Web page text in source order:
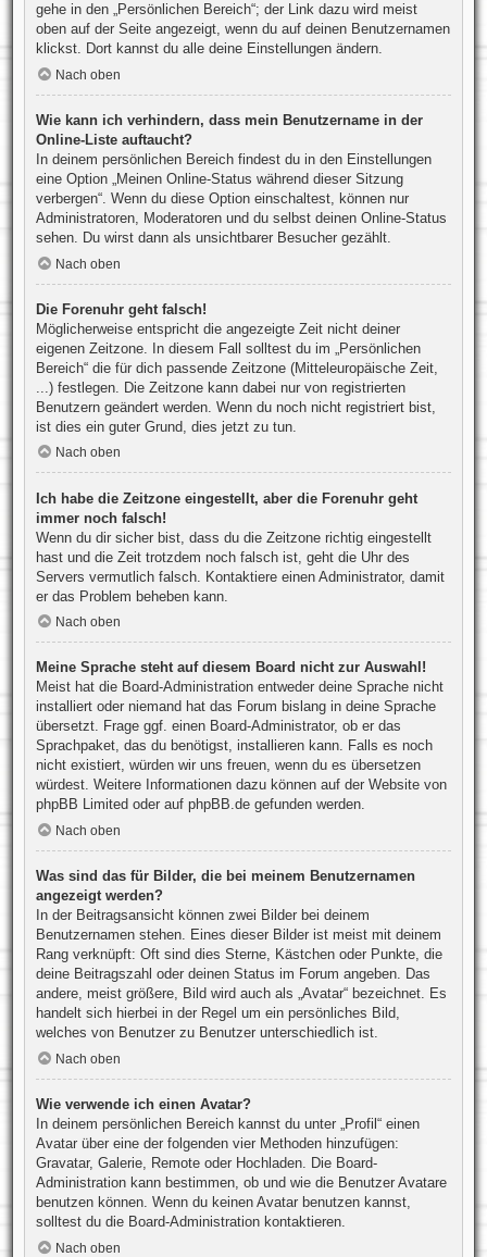
gehe in den „Persönlichen Bereich“; der Link dazu wird meist
oben auf der Seite angezeigt, wenn du auf deinen Benutzernamen
klickst. Dort kannst du alle deine Einstellungen ändern.
Nach oben
Wie kann ich verhindern, dass mein Benutzername in der
Online-Liste auftaucht?
In deinem persönlichen Bereich findest du in den Einstellungen
eine Option „Meinen Online-Status während dieser Sitzung
verbergen“. Wenn du diese Option einschaltest, können nur
Administratoren, Moderatoren und du selbst deinen Online-Status
sehen. Du wirst dann als unsichtbarer Besucher gezählt.
Nach oben
Die Forenuhr geht falsch!
Möglicherweise entspricht die angezeigte Zeit nicht deiner
eigenen Zeitzone. In diesem Fall solltest du im „Persönlichen
Bereich“ die für dich passende Zeitzone (Mitteleuropäische Zeit,
...) festlegen. Die Zeitzone kann dabei nur von registrierten
Benutzern geändert werden. Wenn du noch nicht registriert bist,
ist dies ein guter Grund, dies jetzt zu tun.
Nach oben
Ich habe die Zeitzone eingestellt, aber die Forenuhr geht
immer noch falsch!
Wenn du dir sicher bist, dass du die Zeitzone richtig eingestellt
hast und die Zeit trotzdem noch falsch ist, geht die Uhr des
Servers vermutlich falsch. Kontaktiere einen Administrator, damit
er das Problem beheben kann.
Nach oben
Meine Sprache steht auf diesem Board nicht zur Auswahl!
Meist hat die Board-Administration entweder deine Sprache nicht
installiert oder niemand hat das Forum bislang in deine Sprache
übersetzt. Frage ggf. einen Board-Administrator, ob er das
Sprachpaket, das du benötigst, installieren kann. Falls es noch
nicht existiert, würden wir uns freuen, wenn du es übersetzen
würdest. Weitere Informationen dazu können auf der Website von
phpBB Limited oder auf phpBB.degefunden werden.
Nach oben
Was sind das für Bilder, die bei meinem Benutzernamen
angezeigt werden?
In der Beitragsansicht können zwei Bilder bei deinem
Benutzernamen stehen. Eines dieser Bilder ist meist mit deinem
Rang verknüpft: Oft sind dies Sterne, Kästchen oder Punkte, die
deine Beitragszahl oder deinen Status im Forum angeben. Das
andere, meist größere, Bild wird auch als „Avatar“ bezeichnet. Es
handelt sich hierbei in der Regel um ein persönliches Bild,
welches von Benutzer zu Benutzer unterschiedlich ist.
Nach oben
Wie verwende ich einen Avatar?
In deinem persönlichen Bereich kannst du unter „Profil“ einen
Avatar über eine der folgenden vier Methoden hinzufügen:
Gravatar, Galerie, Remote oder Hochladen. Die Board-
Administration kann bestimmen, ob und wie die Benutzer Avatare
benutzen können. Wenn du keinen Avatar benutzen kannst,
solltest du die Board-Administration kontaktieren.
Nach oben